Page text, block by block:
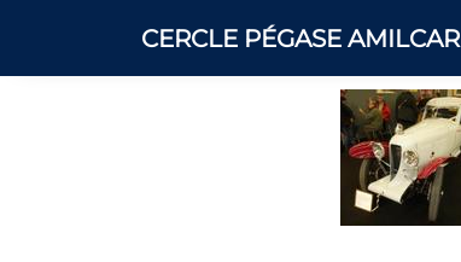
CERCLE PÉGASE AMILCAR